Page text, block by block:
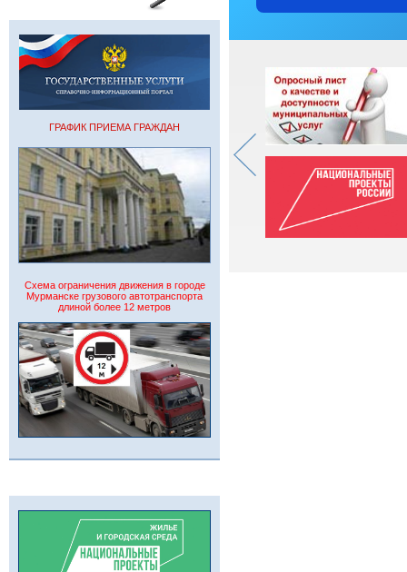
ГРАФИК ПРИЕМА ГРАЖДАН
Схема ограничения движения в городе
Мурманске грузового автотранспорта
длиной более 12 метров